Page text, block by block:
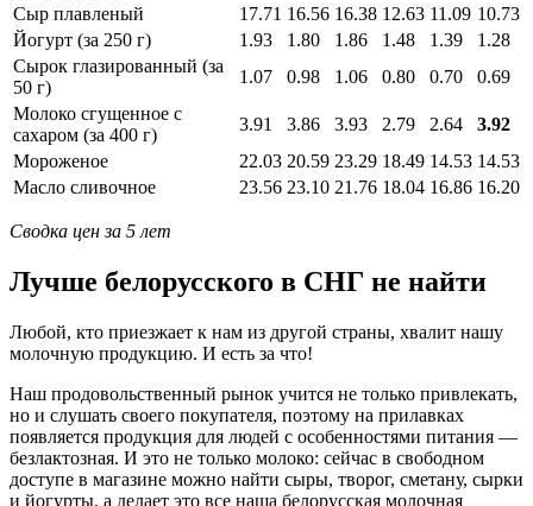
Сыр плавленый
17.71 16.56 16.38 12.63 11.09 10.73
Йогурт (за 250 г)
1.93 1.80 1.86 1.48 1.39
1.28
Сырок глазированный (за
50 г)
1.07 0.98 1.06 0.80 0.70
0.69
Молоко сгущенное с
сахаром (за 400 г)
3.91 3.86 3.93 2.79 2.64
3.92
Мороженое
22.03 20.59 23.29 18.49 14.53 14.53
Масло сливочное
23.56 23.10 21.76 18.04 16.86 16.20
Сводка цен за 5 лет
Лучше белорусского в СНГ не найти
Любой, кто приезжает к нам из другой страны, хвалит нашу
молочную продукцию. И есть за что!
Наш продовольственный рынок учится не только привлекать,
но и слушать своего покупателя, поэтому на прилавках
появляется продукция для людей с особенностями питания —
безлактозная. И это не только молоко: сейчас в свободном
доступе в магазине можно найти сыры, творог, сметану, сырки
и йогурты, а делает это все наша белорусская молочная